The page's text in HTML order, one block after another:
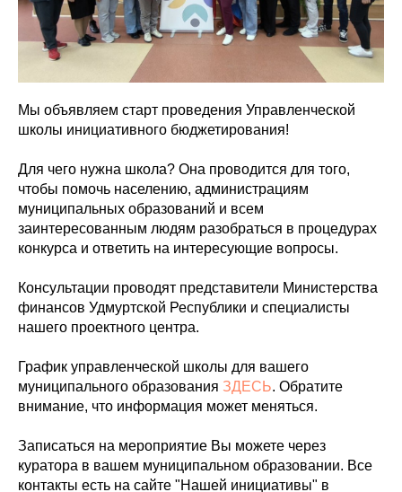
Мы объявляем старт проведения Управленческой
школы инициативного бюджетирования!
Для чего нужна школа? Она проводится для того,
чтобы помочь населению, администрациям
муниципальных образований и всем
заинтересованным людям разобраться в процедурах
конкурса и ответить на интересующие вопросы.
Консультации проводят представители Министерства
финансов Удмуртской Республики и специалисты
нашего проектного центра.
График управленческой школы для вашего
муниципального образования ЗДЕСЬ. Обратите
внимание, что информация может меняться.
Записаться на мероприятие Вы можете через
куратора в вашем муниципальном образовании. Все
контакты есть на сайте "Нашей инициативы" в